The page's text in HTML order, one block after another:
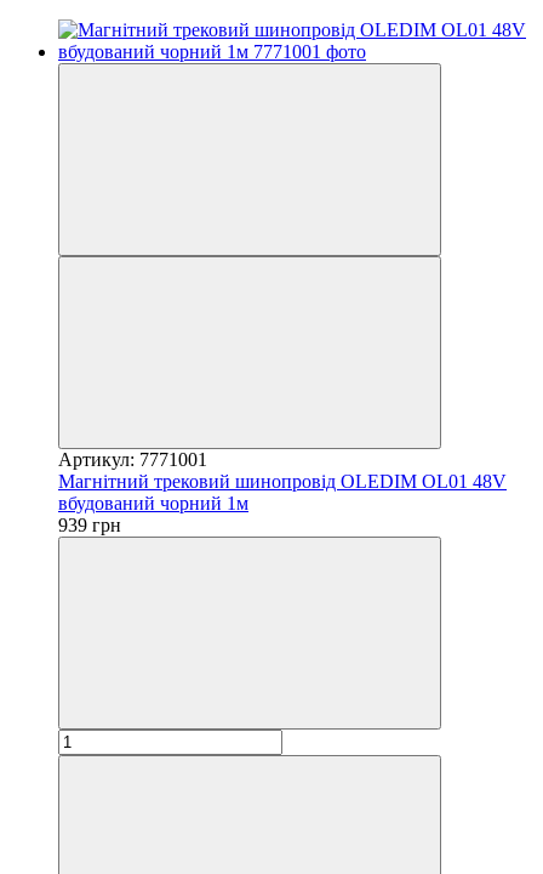
Артикул: 7771001
Магнітний трековий шинопровід OLEDIM OL01 48V
вбудований чорний 1м
939 грн